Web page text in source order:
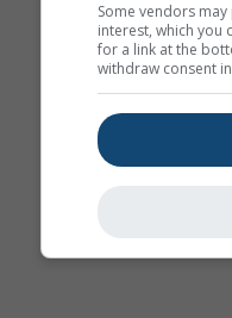
Some vendors
interest, which you
for a link at the
withdraw consent